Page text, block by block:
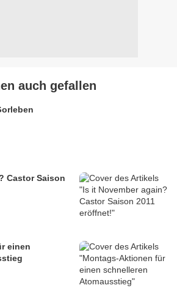
auch gefallen
Castor Saison
einen